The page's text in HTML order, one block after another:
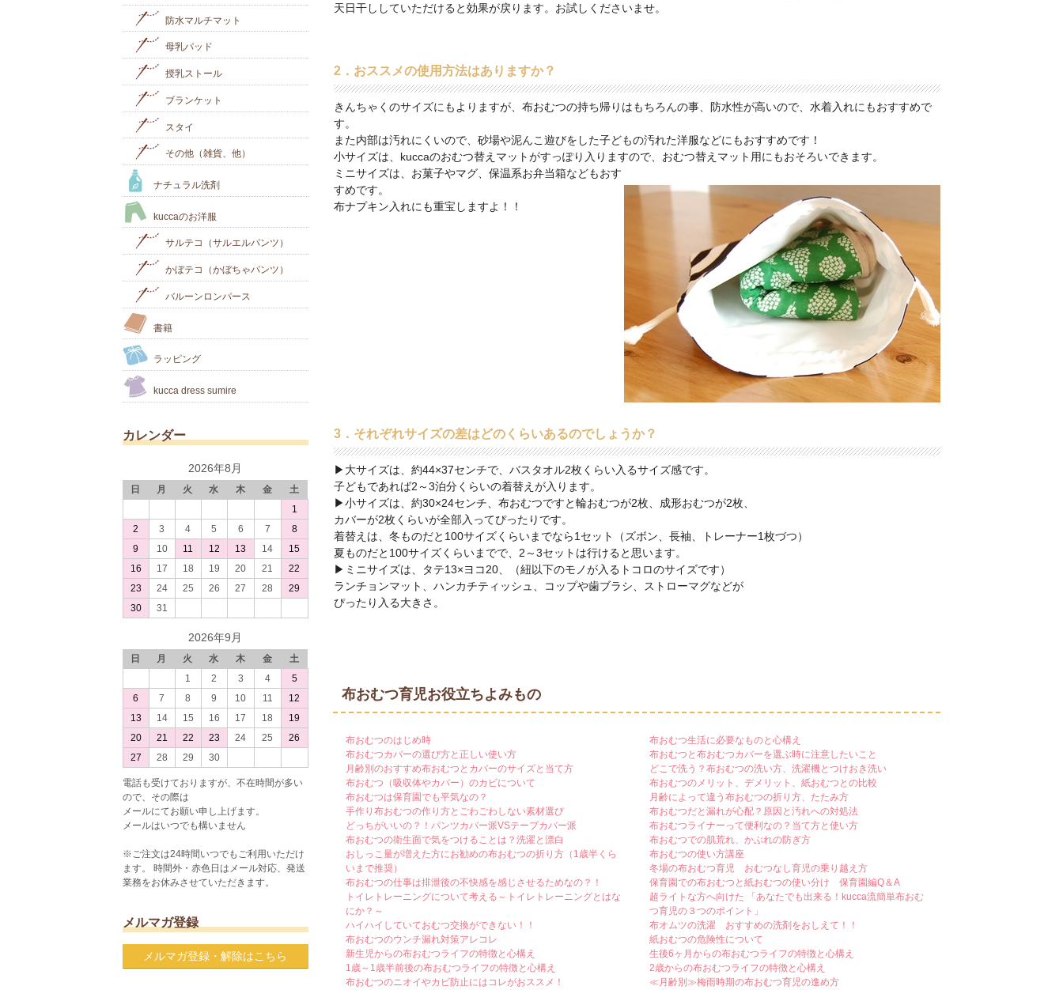
天日干ししていただけると効果が戻ります。お試しくださいませ。
2．おススメの使用方法はありますか？
きんちゃくのサイズにもよりますが、布おむつの持ち帰りはもちろんの事、防水性が高いので、水着入れにもおすすめで
す。
また内部は汚れにくいので、砂場や泥んこ遊びをした子どもの汚れた洋服などにもおすすめです！
小サイズは、kuccaのおむつ替えマットがすっぽり入りますので、おむつ替えマット用にもおそろいできます。
ミニサイズは、お菓子やマグ、保温系お弁当箱などもおす
すめです。
布ナプキン入れにも重宝しますよ！！
3．それぞれサイズの差はどのくらいあるのでしょうか？
▶大サイズは、約44×37センチで、バスタオル2枚くらい入るサイズ感です。
子どもであれば2～3泊分くらいの着替えが入ります。
▶小サイズは、約30×24センチ、布おむつですと輪おむつが2枚、成形おむつが2枚、
カバーが2枚くらいが全部入ってぴったりです。
着替えは、冬ものだと100サイズくらいまでなら1セット（ズボン、長袖、トレーナー1枚づつ）
夏ものだと100サイズくらいまでで、2～3セットは行けると思います。
▶ミニサイズは、タテ13×ヨコ20、（紐以下のモノが入るトコロのサイズです）
ランチョンマット、ハンカチティッシュ、コップや歯ブラシ、ストローマグなどが
ぴったり入る大きさ。
布おむつ育児お役立ちよみもの
布おむつのはじめ時
布おむつ生活に必要なものと心構え
布おむつカバーの選び方と正しい使い方
布おむつと布おむつカバーを選ぶ時に注意したいこと
月齢別のおすすめ布おむつとカバーのサイズと当て方
どこで洗う？布おむつの洗い方、洗濯機とつけおき洗い
布おむつ（吸収体やカバー）のカビについて
布おむつのメリット、デメリット、紙おむつとの比較
布おむつは保育園でも平気なの？
月齢によって違う布おむつの折り方、たたみ方
手作り布おむつの作り方とごわごわしない素材選び
布おむつだと漏れが心配？原因と汚れへの対処法
どっちがいいの？！パンツカバー派VSテープカバー派
布おむつライナーって便利なの？当て方と使い方
布おむつの衛生面で気をつけることは？洗濯と漂白
布おむつでの肌荒れ、かぶれの防ぎ方
おしっこ量が増えた方にお勧めの布おむつの折り方（1歳半くら
いまで推奨）
布おむつの使い方講座
冬場の布おむつ育児 おむつなし育児の乗り越え方
布おむつの仕事は排泄後の不快感を感じさせるためなの？！
保育園での布おむつと紙おむつの使い分け 保育園編Q＆A
トイレトレーニングについて考える～トイレトレーニングとはな
にか？～
超ライトな方へ向けた 「あなたでも出来る！kucca流簡単布おむ
つ育児の３つのポイント」
ハイハイしていておむつ交換ができない！！
布オムツの洗濯 おすすめの洗剤をおしえて！！
布おむつのウンチ漏れ対策アレコレ
紙おむつの危険性について
新生児からの布おむつライフの特徴と心構え
生後6ヶ月からの布おむつライフの特徴と心構え
1歳～1歳半前後の布おむつライフの特徴と心構え
2歳からの布おむつライフの特徴と心構え
布おむつのニオイやカビ防止にはコレがおススメ！
≪月齢別≫梅雨時期の布おむつ育児の進め方
防水マルチマット
母乳パッド
授乳ストール
ブランケット
スタイ
その他（雑貨、他）
ナチュラル洗剤
kuccaのお洋服
サルテコ（サルエルパンツ）
かぼテコ（かぼちゃパンツ）
バルーンロンパース
書籍
ラッピング
kucca dress sumire
カレンダー
2026年8月
日 月 火 水 木 金
土
1
2
3 4 5 6 7
8
9
10 11 12 13 14
15
16
17 18 19 20 21
22
23
24 25 26 27 28
29
30
31
2026年9月
日 月 火 水 木 金
土
1
2 3 4
5
6
7 8 9 10 11
12
13
14 15 16 17 18
19
20
21 22 23 24 25
26
27
28 29 30
電話も受けておりますが、不在時間が多い
ので、その際は
メールにてお願い申し上げます。
メールはいつでも構いません
※ご注文は24時間いつでもご利用いただけ
ます。 時間外・赤色日はメール対応、発送
業務をお休みさせていただきます。
メルマガ登録
メルマガ登録・解除はこちら